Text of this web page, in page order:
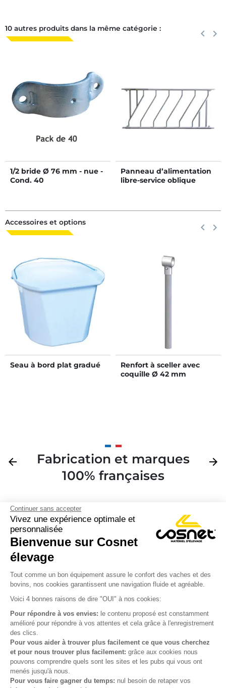
Continuer sans accepter
Vivez une expérience optimale et
personnalisée
Bienvenue sur Cosnet
élevage
Tout comme un bon équipement assure le confort des vaches et des
bovins, nos cookies garantissent une navigation fluide et agréable.
Voici 4 bonnes raisons de dire "OUI" à nos cookies:
Pour répondre à vos envies: le contenu proposé est constamment
amélioré pour répondre à vos attentes et cela grâce à l'enregistrement
des clics.
Pour vous aider à trouver plus facilement ce que vous cherchez
et pour nous trouver plus facilement: grâce aux cookies nous
pouvons comprendre quels sont les sites et les pubs qui vous ont
menés jusqu'à nous.
Pour vous faire gagner du temps: nul besoin de retaper vos
10 autres produits dans la même catégorie : keyboard_arrow_left keyboard_arrow_right
1/2 bride Ø 76 mm - nue -
Cond. 40
Panneau d’alimentation
libre-service oblique
Accessoires et options keyboard_arrow_left keyboard_arrow_right
Seau à bord plat gradué
Renfort à sceller avec
coquille Ø 42 mm
Précédent
arrow_back
Fabrication et marques
100% françaises
arrow_forward
Produits
Notre société
Votre compte